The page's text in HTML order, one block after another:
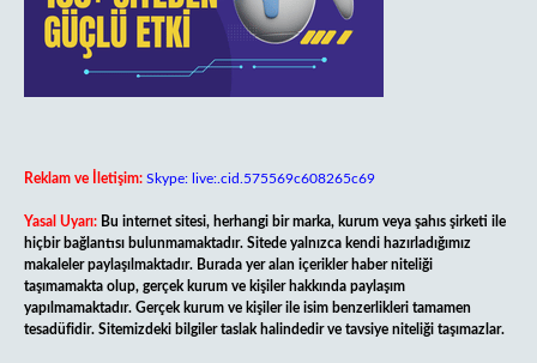
Reklam ve İletişim: Skype: live:.cid.575569c608265c69
Yasal Uyarı: Bu internet sitesi, herhangi bir marka, kurum veya şahıs şirketi ile
hiçbir bağlantısı bulunmamaktadır. Sitede yalnızca kendi hazırladığımız
makaleler paylaşılmaktadır. Burada yer alan içerikler haber niteliği
taşımamakta olup, gerçek kurum ve kişiler hakkında paylaşım
yapılmamaktadır. Gerçek kurum ve kişiler ile isim benzerlikleri tamamen
tesadüfidir. Sitemizdeki bilgiler taslak halindedir ve tavsiye niteliği taşımazlar.